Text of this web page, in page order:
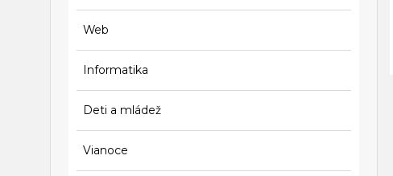
Web
Informatika
Deti a mládež
Vianoce